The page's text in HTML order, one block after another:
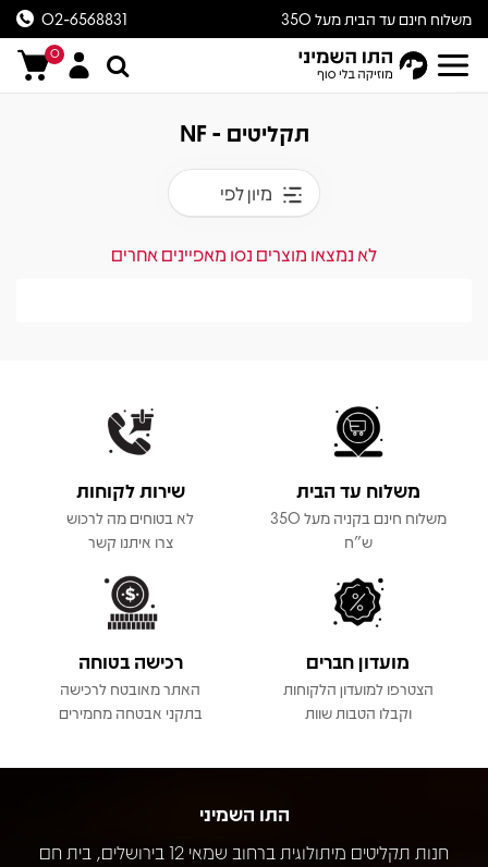
משלוח חינם עד הבית מעל 350
ש״ח
02-6568831
0
תקליטים - NF
מיון לפי
לא נמצאו מוצרים נסו מאפיינים אחרים
משלוח עד הבית
משלוח חינם בקניה מעל 350
ש"ח
שירות לקוחות
לא בטוחים מה לרכוש
צרו איתנו קשר
מועדון חברים
הצטרפו למועדון הלקוחות
וקבלו הטבות שוות
רכישה בטוחה
האתר מאובטח לרכישה
בתקני אבטחה מחמירים
התו השמיני
חנות תקליטים מיתולוגית ברחוב שמאי 12 בירושלים, בית חם